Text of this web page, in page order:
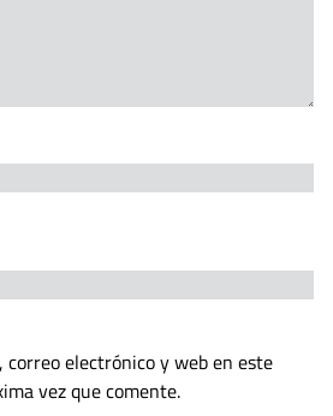
correo electrónico y web en este
vez que comente.